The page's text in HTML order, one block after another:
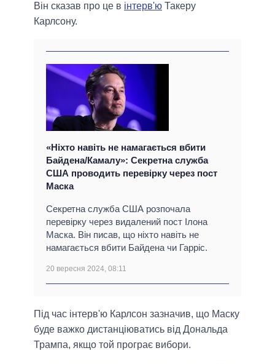
Він сказав про це в інтерв'ю Такеру
Карлсону.
«Ніхто навіть не намагається вбити
Байдена/Камалу»: Секретна служба
США проводить перевірку через пост
Маска
Секретна служба США розпочала
перевірку через видалений пост Ілона
Маска. Він писав, що ніхто навіть не
намагається вбити Байдена чи Гарріс.
20 вересня 2024, 08:11
Під час інтерв'ю Карлсон зазначив, що Маску
буде важко дистанціюватись від Дональда
Трампа, якщо той програє вибори.